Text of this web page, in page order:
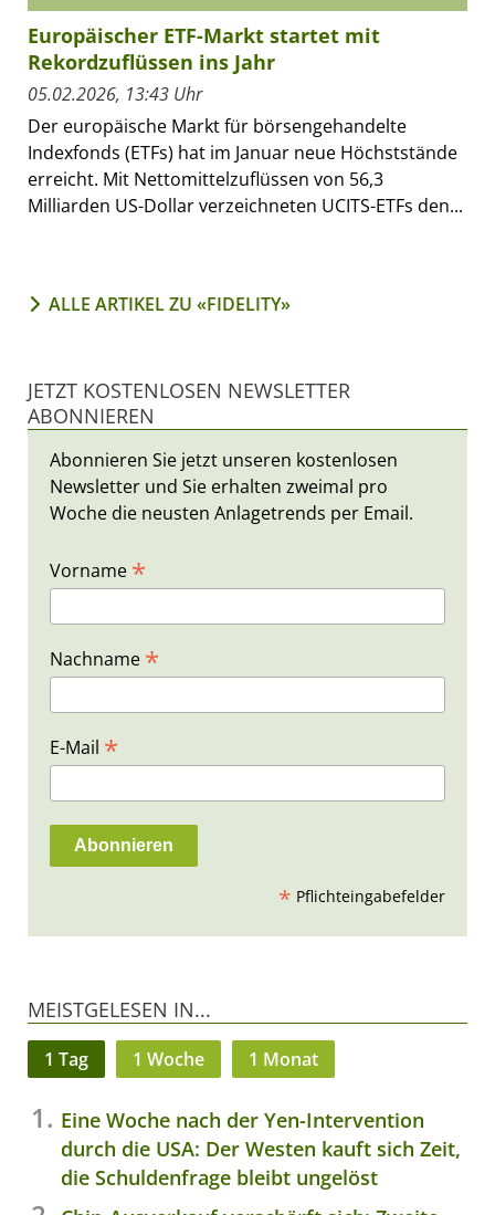
Europäischer ETF-Markt startet mit
Rekordzuflüssen ins Jahr
05.02.2026, 13:43 Uhr
Der europäische Markt für börsengehandelte
Indexfonds (ETFs) hat im Januar neue Höchststände
erreicht. Mit Nettomittelzuflüssen von 56,3
Milliarden US-Dollar verzeichneten UCITS-ETFs den...
ALLE ARTIKEL ZU «FIDELITY»
JETZT KOSTENLOSEN NEWSLETTER
ABONNIEREN
Abonnieren Sie jetzt unseren kostenlosen
Newsletter und Sie erhalten zweimal pro
Woche die neusten Anlagetrends per Email.
Vorname *
Nachname *
E-Mail *
* Pflichteingabefelder
MEISTGELESEN IN...
1 Tag 1 Woche 1 Monat
Eine Woche nach der Yen-Intervention
durch die USA: Der Westen kauft sich Zeit,
die Schuldenfrage bleibt ungelöst